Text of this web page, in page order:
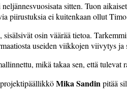
sitten. Tuon
piirustuksia ei kuitenkaan ollut
osin väärää tietoa.
useiden viikkojen viivytys ja
mikä takaa sen, että tulevat
Mika Sandinpitää